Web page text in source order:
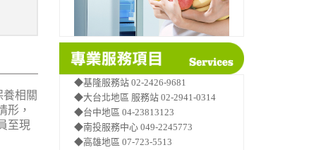
相關
形，
至現
◆基隆服務站 02-2426-9681
◆大台北地區 服務站 02-2941-0314
◆台中地區 04-23813123
◆南投服務中心 049-2245773
◆高雄地區 07-723-5513